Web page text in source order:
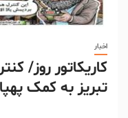
اخبار
کاریکاتور روز/
تبریز به کمک